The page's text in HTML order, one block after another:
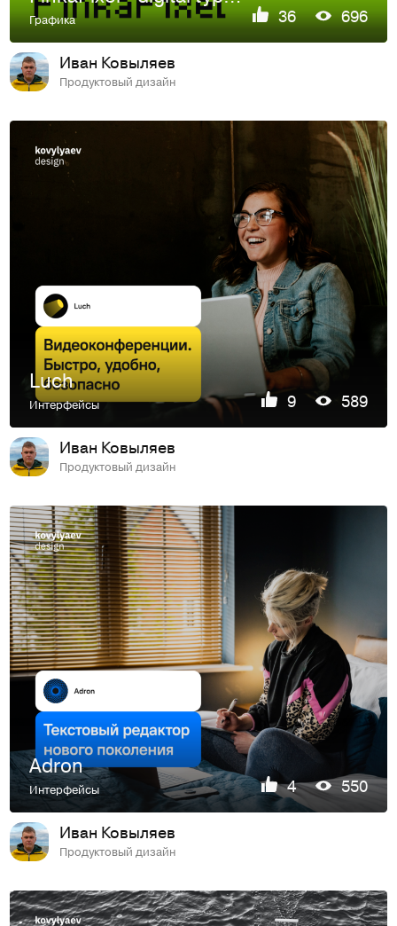
Графика 36 696
Иван Ковыляев
Продуктовый дизайн
Luch
Интерфейсы 9 589
Иван Ковыляев
Продуктовый дизайн
Adron
Интерфейсы 4 550
Иван Ковыляев
Продуктовый дизайн